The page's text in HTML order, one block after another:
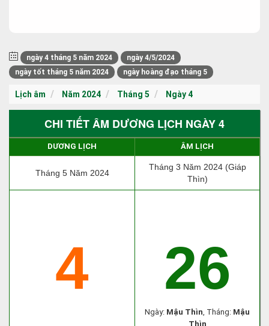
ngày 4 tháng 5 năm 2024
ngày 4/5/2024
ngày tốt tháng 5 năm 2024
ngày hoàng đạo tháng 5
Lịch âm Năm 2024 Tháng 5 Ngày 4
CHI TIẾT ÂM DƯƠNG LỊCH NGÀY 4
DƯƠNG LỊCH ÂM LỊCH
Tháng 5 Năm 2024
Tháng 3 Năm 2024 (Giáp
Thìn)
4 26
Ngày: Mậu Thìn, Tháng: Mậu
Thìn